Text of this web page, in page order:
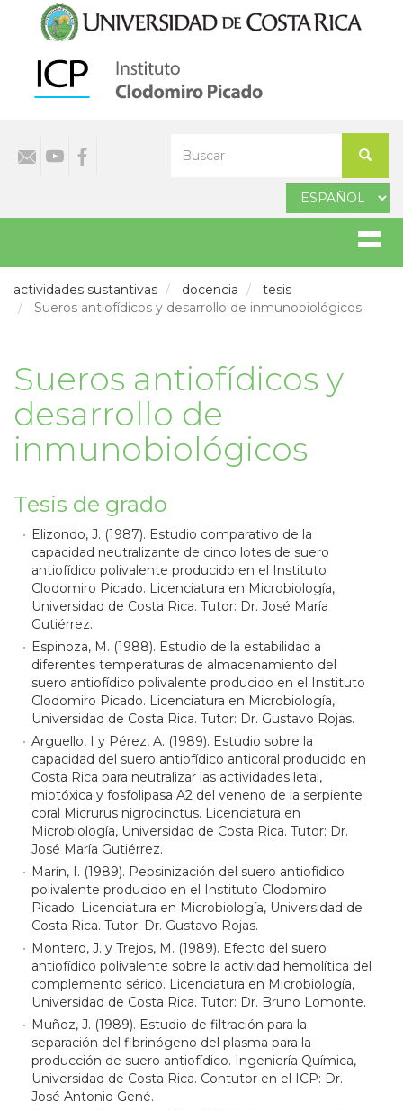
contenido
principal
Buscar
your
actividades sustantivas docencia
tesis
Sueros antiofídicos y desarrollo de inmunobiológicos
Sueros antiofídicos y
desarrollo de
inmunobiológicos
Tesis de grado
Elizondo, J. (1987). Estudio comparativo de la
capacidad neutralizante de cinco lotes de suero
antiofídico polivalente producido en el Instituto
Clodomiro Picado. Licenciatura en Microbiología,
Universidad de Costa Rica. Tutor: Dr. José María
Gutiérrez.
Espinoza, M. (1988). Estudio de la estabilidad a
diferentes temperaturas de almacenamiento del
suero antiofídico polivalente producido en el Instituto
Clodomiro Picado. Licenciatura en Microbiología,
Universidad de Costa Rica. Tutor: Dr. Gustavo Rojas.
Arguello, I y Pérez, A. (1989). Estudio sobre la
capacidad del suero antiofídico anticoral producido en
Costa Rica para neutralizar las actividades letal,
miotóxica y fosfolipasa A2 del veneno de la serpiente
coral Micrurus nigrocinctus. Licenciatura en
Microbiología, Universidad de Costa Rica. Tutor: Dr.
José María Gutiérrez.
Marín, I. (1989). Pepsinización del suero antiofídico
polivalente producido en el Instituto Clodomiro
Picado. Licenciatura en Microbiología, Universidad de
Costa Rica. Tutor: Dr. Gustavo Rojas.
Montero, J. y Trejos, M. (1989). Efecto del suero
antiofídico polivalente sobre la actividad hemolítica del
complemento sérico. Licenciatura en Microbiología,
Universidad de Costa Rica. Tutor: Dr. Bruno Lomonte.
Muñoz, J. (1989). Estudio de filtración para la
separación del fibrinógeno del plasma para la
producción de suero antiofídico. Ingeniería Química,
Universidad de Costa Rica. Contutor en el ICP: Dr.
José Antonio Gené.